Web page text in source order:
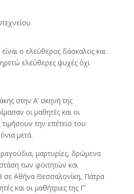
ο ελεύθερος δάσκαλος και
ελεύθερες ψυχές όχι
στην Α’ σκηνή της
οι μαθητές και οι
τιμήσουν την επέτειο του
μετά.
μαρτυρίες, δρώμενα
των φοιτητών και
σε Αθήνα Θεσσαλονίκη, Πάτρα
και οι μαθήτριες της Γ’